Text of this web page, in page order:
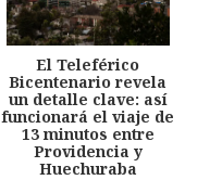
El Teleférico
Bicentenario revela
un detalle clave: así
funcionará el viaje de
13 minutos entre
Providencia y
Huechuraba